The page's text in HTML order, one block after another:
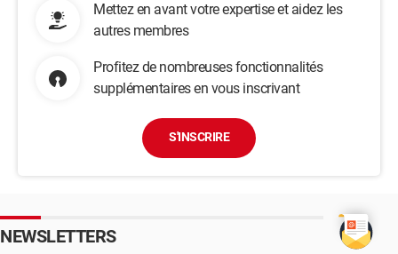
Mettez en avant votre expertise et aidez les
autres membres
Profitez de nombreuses fonctionnalités
supplémentaires en vous inscrivant
S'INSCRIRE
NEWSLETTERS